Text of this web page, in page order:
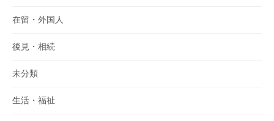
在留・外国人
後見・相続
未分類
生活・福祉